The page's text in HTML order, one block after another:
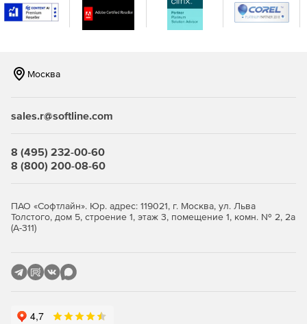
Москва
sales.r@softline.com
8 (495) 232-00-60
8 (800) 200-08-60
ПАО «Софтлайн». Юр. адрес: 119021, г. Москва, ул. Льва
Толстого, дом 5, строение 1, этаж 3, помещение 1, комн. № 2, 2а
(А-311)